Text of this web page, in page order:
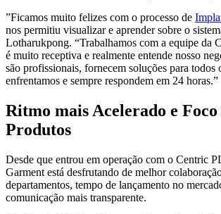
”Ficamos muito felizes com o processo de
nos permitiu visualizar e aprender sobre o
Lotharukpong. “Trabalhamos com a equipe da
é muito receptiva e realmente entende nosso
são profissionais, fornecem soluções para todos
enfrentamos e sempre respondem em 24 horas.”
Ritmo mais Acelerado e Foco
Produtos
Desde que entrou em operação com o Centric
Garment está desfrutando de melhor
departamentos, tempo de lançamento no
comunicação mais transparente.